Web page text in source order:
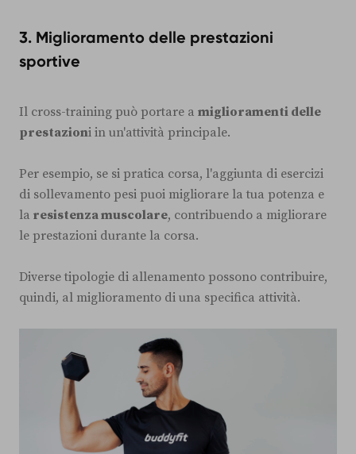
3. Miglioramento delle prestazioni
sportive
Il cross-training può portare a miglioramenti delle
prestazioni in un'attività principale.
Per esempio, se si pratica corsa, l'aggiunta di esercizi
di sollevamento pesi puoi migliorare la tua potenza e
la resistenza muscolare, contribuendo a migliorare
le prestazioni durante la corsa.
Diverse tipologie di allenamento possono contribuire,
quindi, al miglioramento di una specifica attività.